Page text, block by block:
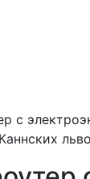
с